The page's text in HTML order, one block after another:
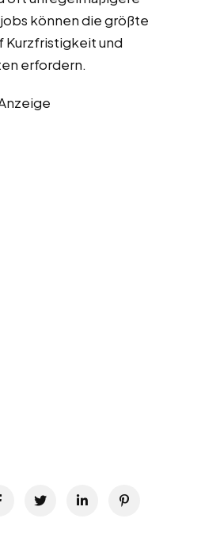
können die größte
Kurzfristigkeit und
erfordern.